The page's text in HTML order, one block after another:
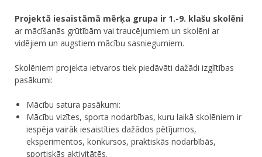
Projektā iesaistāmā mērķa grupa ir 1.-9. klašu skolēni
ar mācīšanās grūtībām vai traucējumiem un skolēni ar
vidējiem un augstiem mācību sasniegumiem.
Skolēniem projekta ietvaros tiek piedāvāti dažādi izglītības
pasākumi:
Mācību satura pasākumi:
Mācību vizītes, sporta nodarbības, kuru laikā skolēniem ir
iespēja vairāk iesaistīties dažādos pētījumos,
eksperimentos, konkursos, praktiskās nodarbībās,
sportiskās aktivitātēs.